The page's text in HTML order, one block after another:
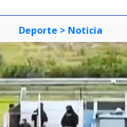
Deporte > Noticia